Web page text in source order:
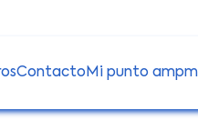
Contacto Mi punto ampm